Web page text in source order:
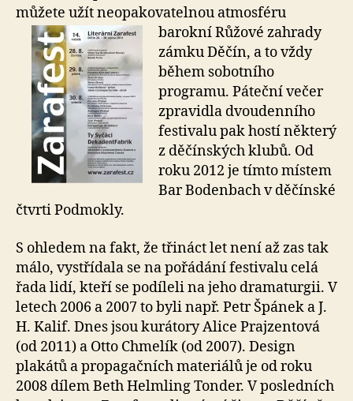
můžete užít neopakovatelnou atmosféru
barokníRůžové zahrady
zámku Děčín, a to vždy
během sobotního
programu. Páteční večer
zpravidla dvoudenního
festivalu pak hostí některý
z děčínských klubů. Od
roku 2012 je tímto místem
Bar Bodenbach v děčínské
čtvrti Podmokly.
S ohledem na fakt, že třináct let není až zas tak
málo, vystřídala se na pořádání festivalu celá
řada lidí, kteří se podíleli na jeho dramaturgii. V
letech 2006 a 2007 to byli např. Petr Špánek a J.
H. Kalif. Dnes jsou kurátory Alice Prajzentová
(od 2011) a Otto Chmelík (od 2007). Design
plakátů a propagačních materiálů je od roku
2008 dílem Beth Helmling Tonder. V posledních